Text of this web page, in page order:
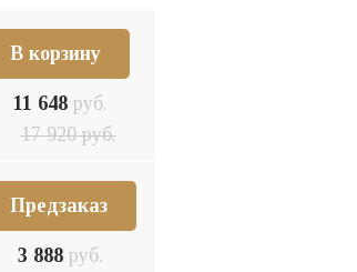
11 648 руб.
17 920руб.
Предзаказ
3 888 руб.